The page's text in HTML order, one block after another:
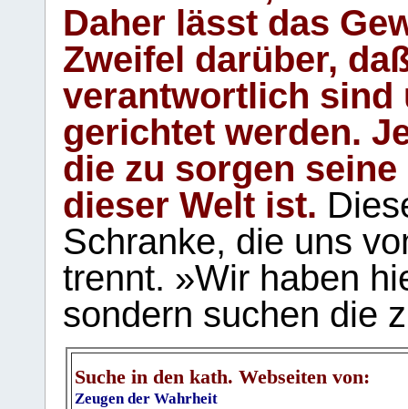
Daher lässt das
Zweifel darüber,
verantwortlich sind
gerichtet werden.
die zu sorgen
dieser Welt ist.
Schranke, die uns
trennt. »Wir haben
sondern suchen die
Suche in den kath. Webseiten von:
Zeugen der Wahrheit